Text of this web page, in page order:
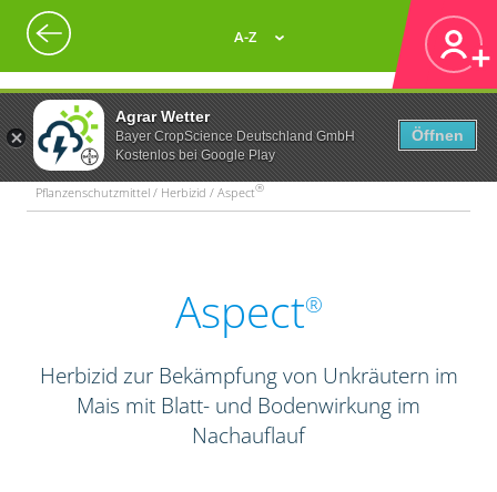
Agrar Wetter
Bayer CropScience Deutschland GmbH
Kostenlos bei Google Play
Öffnen
A-Z
Pflanzenschutzmittel / Herbizid / Aspect®
Aspect®
Herbizid zur Bekämpfung von Unkräutern im
Mais mit Blatt- und Bodenwirkung im
Nachauflauf